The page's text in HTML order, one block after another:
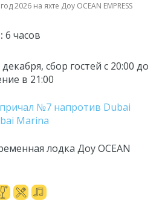
2026 на яхте Доу OCEAN EMPRESS
6 часов
сбор гостей с 20:00 до
в 21:00
причал №7 напротив Dubai
Marina
лодка Доу OCEAN